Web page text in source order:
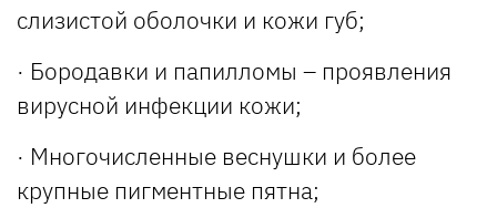
слизистой оболочки и кожи губ;
· Бородавки и папилломы – проявления
вирусной инфекции кожи;
· Многочисленные веснушки и более
крупные пигментные пятна;